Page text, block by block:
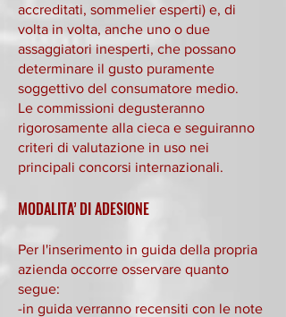
accreditati, sommelier esperti) e, di
volta in volta, anche uno o due
assaggiatori inesperti, che possano
determinare il gusto puramente
soggettivo del consumatore medio.
Le commissioni degusteranno
rigorosamente alla cieca e seguiranno
criteri di valutazione in uso nei
principali concorsi internazionali.
MODALITA’ DI ADESIONE
Per l'inserimento in guida della propria
azienda occorre osservare quanto
segue:
-in guida verranno recensiti con le note